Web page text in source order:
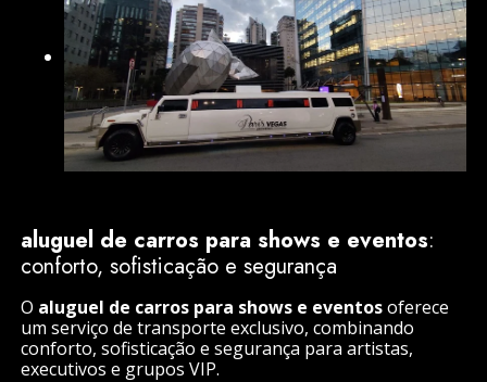
aluguel de carros para shows e eventos:
conforto, sofisticação e segurança
O aluguel de carros para shows e eventosoferece
um serviço de transporte exclusivo, combinando
conforto, sofisticação e segurança para artistas,
executivos e grupos VIP.